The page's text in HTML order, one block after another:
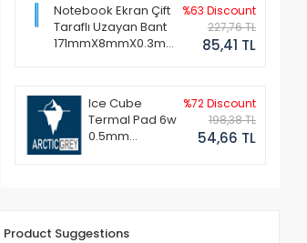
Notebook Ekran Çift
Taraflı Uzayan Bant
171mmX8mmX0.3mm
%63 Discount
227,76 TL
85,41 TL
Ice Cube
Termal Pad 6w
0.5mm
%72 Discount
198,38 TL
54,66 TL
Product Suggestions